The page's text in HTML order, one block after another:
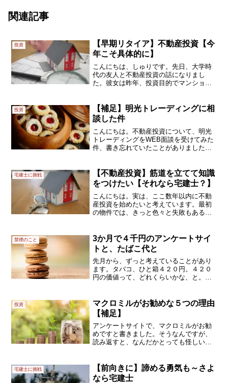
関連記事
投資
【早期リタイア】不動産投資【今
年こそ具体的に】
こんにちは、しゅりです。先日、大学時
代の友人と不動産投資の話になりまし
た。彼女は昨年、投資目的でマンション
魅力を感じます。本州の話ですし、北海
道とは事情が同じとは限りま...
投資
【補足】明光トレーディングに相
談した件
こんにちは。不動産投資について、明光
トレーディングをWEB面談を受けてみた
件、書き忘れていたことがありました。
長～いローンは組めないのです。年収400
万円台と、転職後1...
宅建士に挑戦
【不動産投資】筋道を立てて知識
をつけたい【それなら宅建士？】
こんにちは。実は、ここ数年以内に不動
産投資を始めたいと考えています。最初
の物件では、きっと色々と失敗もあるで
時間を長く取れますもんね。というわけ
で、インターネットで情報...
禁煙のこと
3か月で４千円のアンケートサイ
トと、たばこ代と
先月から、ずっと考えていることがあり
ます。タバコ、ひと箱４２０円。４２０
円の価値って、どれくらいかな、と。と
酬になりそうなのです。クレジットカー
ドやFXの案件なし。純粋...
投資
マクロミルがお勧めな５つの理由
【補足】
アンケートサイトで、マクロミルがお勧
めですと書きました。そうなんですが、
読み返すと、なんだかとっても怪しい文
は、５つお勧めな理由は、シンプルで
す。・1ポイント＝１円でわか...
宅建士に挑戦
【前向きに】諦める勇気も～さよ
なら宅建士